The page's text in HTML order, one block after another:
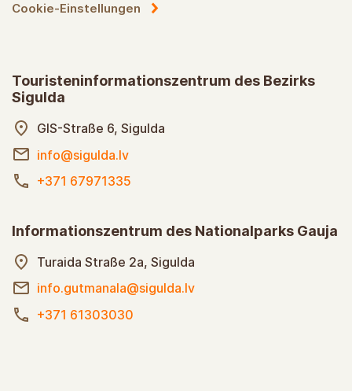
Cookie-Einstellungen
Touristeninformationszentrum des Bezirks
Sigulda
GIS-Straße 6, Sigulda
info@sigulda.lv
+371 67971335
Informationszentrum des Nationalparks Gauja
Turaida Straße 2a, Sigulda
info.gutmanala@sigulda.lv
+371 61303030